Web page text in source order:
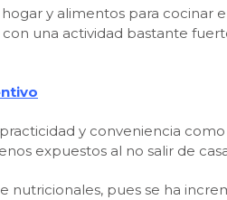
y alimentos para cocinar
una actividad bastante
y conveniencia
expuestos al no salir de
nutricionales, pues se ha